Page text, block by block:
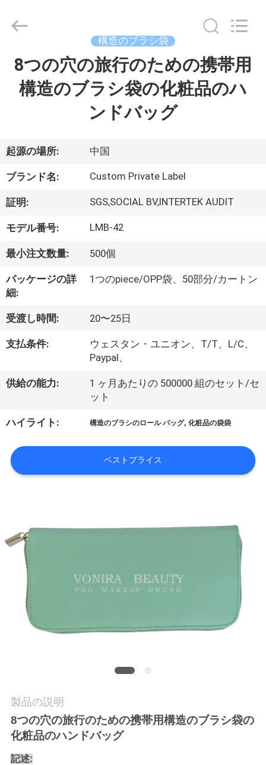
家
ダ
ク
ト
私
に
つ
い
場
旅
行
質
PRIVACY
POLICY
2017
Chanmy
Cosmetics
構造のブラシ袋
8つの穴の旅行のための携帯用
構造のブラシ袋の化粧品のハ
ンドバッグ
起源の場所: 中国
ブランド名: Custom Private Label
証明: SGS,SOCIAL BV,INTERTEK AUDIT
モデル番号: LMB-42
最小注文数量: 500個
パッケージの詳
細:
1つのpiece/OPP袋、50部分/カートン
受渡し時間: 20〜25日
支払条件:
ウェスタン・ユニオン、T/T、L/C、
Paypal、
供給の能力:
1 ヶ月あたりの 500000 組のセット/セ
ット
ハイライト: 構造のブラシのロール バッグ,化粧品の袋袋
ベストプライス
製品の説明
8つの穴の旅行のための携帯用構造のブラシ袋の
化粧品のハンドバッグ
記述: